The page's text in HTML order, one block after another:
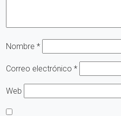
Nombre *
Correo electrónico *
Web